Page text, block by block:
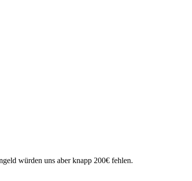
würden uns aber knapp 200€ fehlen.